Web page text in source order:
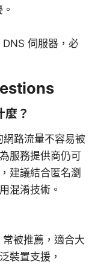
伺服器，必
麼？
路流量不容易被
服務提供商仍可
建議結合匿名瀏
混淆技術。
被推薦，適合大
裝置支援，